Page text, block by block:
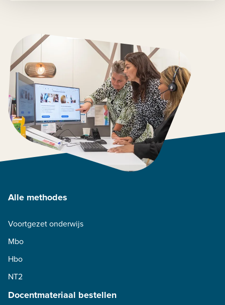
Alle methodes
Voortgezet onderwijs
Mbo
Hbo
NT2
Docentmateriaal bestellen